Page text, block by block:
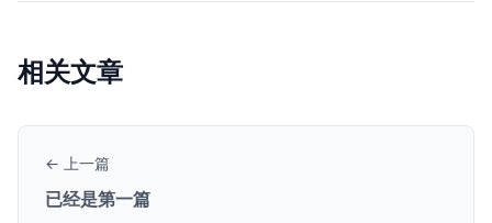
相关文章
← 上一篇
已经是第一篇